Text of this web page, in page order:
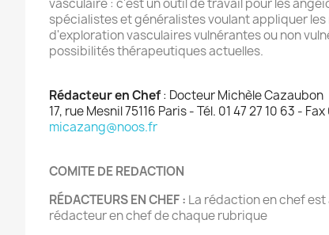
vasculaire : c'est un outil de travail pour les
spécialistes et généralistes voulant appliquer
d'exploration vasculaires vulnérantes ou non
possibilités thérapeutiques actuelles.
Rédacteur en Chef: Docteur Michèle Cazaubon
17, rue Mesnil 75116 Paris - Tél. 01 47 27 10 63 - Fax
micazang@noos.fr
COMITE DE REDACTION
RÉDACTEURS EN CHEF : La rédaction en chef est
rédacteur en chef de chaque rubrique